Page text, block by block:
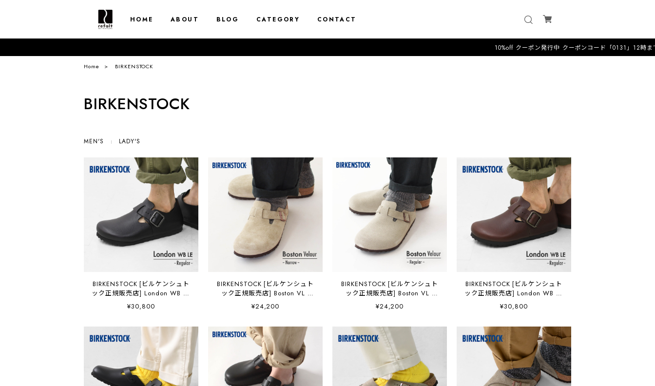
HOME ABOUT BLOG CATEGORY CONTACT
10%off クーポン発行中 クーポンコード「0131」12時までのオーダー
Home BIRKENSTOCK
BIRKENSTOCK
MEN'S LADY'S
BIRKENSTOCK [ビルケンシュト
ック正規販売店] London WB LE
ドン ワイヤー バックル・横幅
スエードシューズ・MEN'S
[2026SS]
¥30,800
BIRKENSTOCK [ビルケンシュト
ック正規販売店] Boston VL -
Narrow- 幅狭 [60463] ボストン
スエードレザー・ベロア・本革
MEN'S/LADY'S [2026SS]
¥24,200
BIRKENSTOCK [ビルケンシュト
ック正規販売店] Boston VL -
Regular- 幅広 [60461] ボスト
ン スエードレザー・ベロア・本
MEN'S/LADY'S [2026SS]
¥24,200
BIRKENSTOCK [ビルケンシュト
ック正規販売店] London WB LE
-Regular- 幅広
[1030177/V.WoodRoast] ロンド
Vintage.Wood.Roast・横幅レギ
ュラー・アニリンレザー・スエ
ードシューズ・シームレス・
MEN'S [2026SS]
¥30,800